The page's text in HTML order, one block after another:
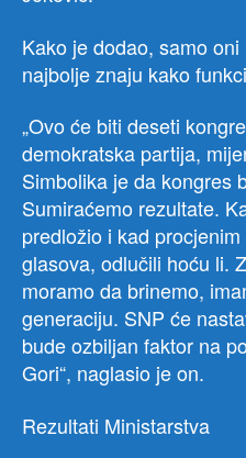
Kako je dodao, samo
najbolje znaju kako
„Ovo će biti deseti
demokratska partija,
Simbolika je da kongres
Sumiraćemo rezultate.
predložio i kad
glasova, odlučili hoću li.
moramo da brinemo,
generaciju. SNP će
bude ozbiljan faktor na
Gori“, naglasio je on.
Rezultati Ministarstva